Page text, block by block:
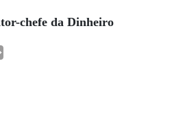
chefe da Dinheiro